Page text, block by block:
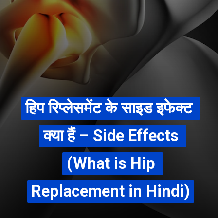
हिप रिप्लेसमेंट के साइड इफेक्ट
क्या हैं – Side Effects
(What is Hip
Replacement in Hindi)
हिप रिप्लेसमेंट के साइड इफेक्ट
क्या हैं – Side Effects
(What is Hip
Replacement in Hindi)